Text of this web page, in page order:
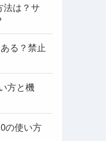
法は？サ
る？禁止
方と機
の使い方